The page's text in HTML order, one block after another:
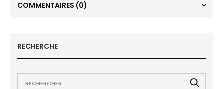
COMMENTAIRES (0)
RECHERCHE